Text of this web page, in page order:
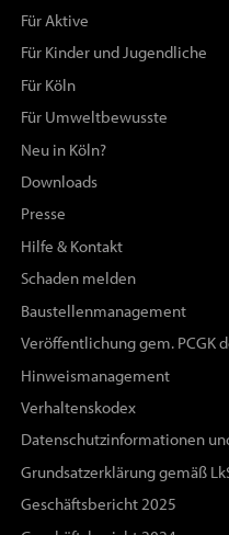
Für Aktive
Für Kinder und Jugendliche
Für Köln
Für Umweltbewusste
Neu in Köln?
Downloads
Presse
Hilfe & Kontakt
Schaden melden
Baustellenmanagement
Veröffentlichung gem. PCGK
Hinweismanagement
Verhaltenskodex
Datenschutzinformationen
Grundsatzerklärung gemäß
Geschäftsbericht 2025